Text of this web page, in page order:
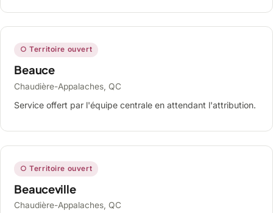
○ Territoire ouvert
Beauce
Chaudière-Appalaches, QC
Service offert par l'équipe centrale en attendant l'attribution.
○ Territoire ouvert
Beauceville
Chaudière-Appalaches, QC